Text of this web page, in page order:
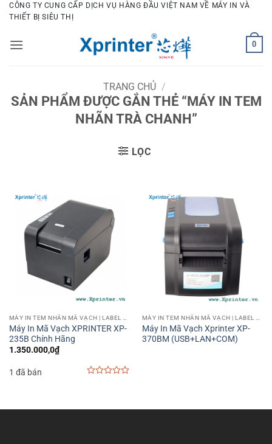
Bỏ
qua
dung
CÔNG TY CUNG CẤP DỊCH VỤ HÀNG ĐẦU VIỆT NAM VỀ MÁY IN VÀ
THIẾT BỊ SIÊU THỊ
0
TRANG CHỦ /
SẢN PHẨM ĐƯỢC GẮN THẺ “MÁY IN TEM
NHÃN TRÀ CHANH”
LỌC
Máy In Mã Vạch XPRINTER XP-
235B Chính Hãng
1.350.000,0₫
1 đã bán
5
Máy In Mã Vạch Xprinter XP-
370BM (USB+LAN+COM)